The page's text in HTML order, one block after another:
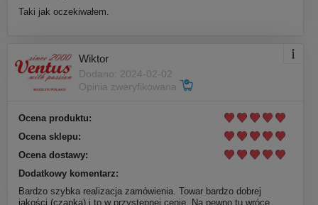
Taki jak oczekiwałem.
Wiktor
Dodano: 2024-02-02
Opinia zweryfikowana
Ocena produktu:
Ocena sklepu:
Ocena dostawy:
Dodatkowy komentarz:
Bardzo szybka realizacja zamówienia. Towar bardzo dobrej
jakości (czapka) i to w przystępnej cenie. Na pewno tu wrócę.